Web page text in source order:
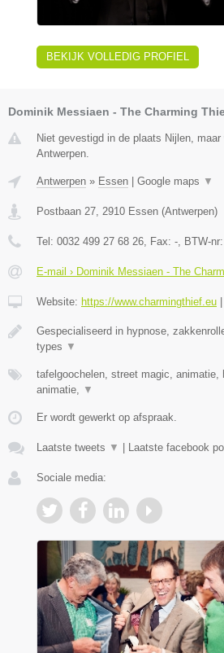
BEKIJK VOLLEDIG PROFIEL
Dominik Messiaen - The Charming
Niet gevestigd in de plaats Nijlen,
Antwerpen.
Antwerpen » Essen | Google maps ▼
Postbaan 27 2910 Essen (Antwerpen)
Tel: 0032 499 27 68 26 , Fax: - , BTW-nr:
E-mail › Dominik Messiaen - The
Website: https://www.charmingthief.eu |
Gespecialiseerd in hypnose,
types ▼
tafelgoochelen, street magic, animatie,
animatie,
▼
Er wordt gewerkt op afspraak.
Laatste tweets ▼ | Laatste facebook
Sociale media: